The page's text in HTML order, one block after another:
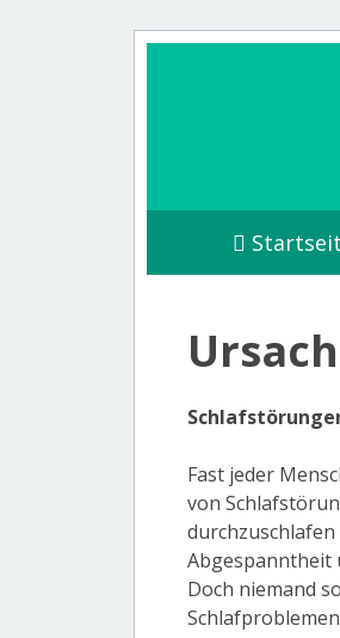
Fast jeder
von
Abgespanntheit
Doch niemand